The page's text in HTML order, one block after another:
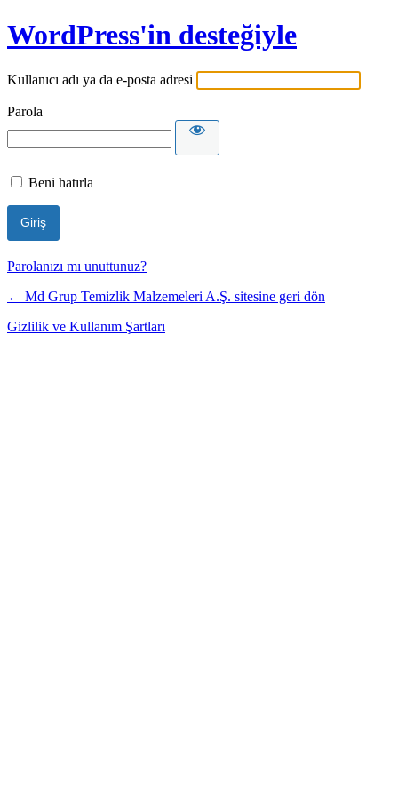
WordPress'in desteğiyle
Kullanıcı adı ya da e-posta adresi
Parola
Beni hatırla
Parolanızı mı unuttunuz?
← Md Grup Temizlik Malzemeleri A.Ş. sitesine geri dön
Gizlilik ve Kullanım Şartları